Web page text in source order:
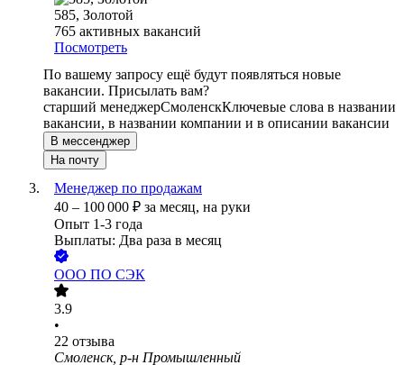
585, Золотой
765 активных вакансий
Посмотреть
По вашему запросу ещё будут появляться новые
вакансии. Присылать вам?
старший менеджерСмоленскКлючевые слова в названии
вакансии, в названии компании и в описании вакансии
В мессенджер
На почту
Менеджер по продажам
40 – 100 000 ₽ за месяц, на руки
Опыт 1-3 года
Выплаты: Два раза в месяц
ООО ПО СЭК
3.9
•
22 отзыва
Смоленск, р-н Промышленный